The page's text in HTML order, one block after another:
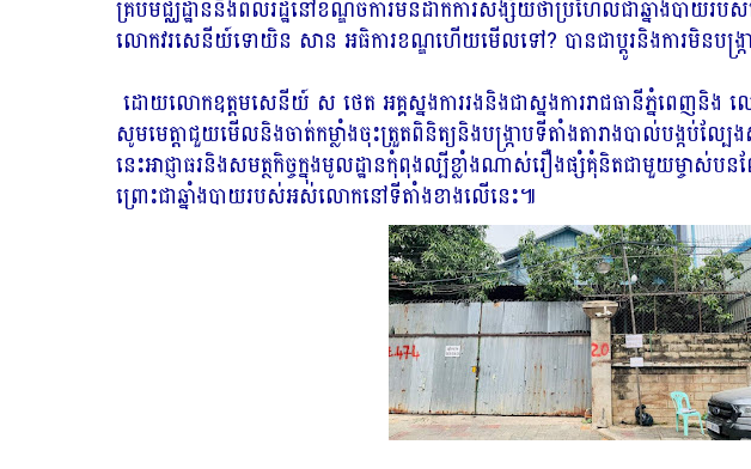
គ្រប់មជ្ឈដ្ឋាននិងពលរដ្ឋនៅខណ្ឌចំការមនដាក់ការសង្ស័យថាប្រហែលជាឆ្នាំងបាយរប
លោកវរសេនីយ៍ទោយិន សាន អធិការខណ្ឌហើយមើលទៅ? បានជាប្ដូរនិងការមិនបង្ក្រ
ដោយលោកឧត្តមសេនីយ៍ ស ថេត អគ្គស្នងការរងនិងជាស្នងការរាជធានីភ្នំពេញនិង
សូមមេត្តាជួយមើលនិងចាត់កម្លាំងចុះត្រួតពិនិត្យនិងបង្ក្រាបទីតាំងតារាងបាល់បង្កប់ល្
នេះអាជ្ញាធរនិងសមត្ថកិច្ចក្នុងមូលដ្ឋានកុំពុងល្បីខ្លាំងណាស់រឿងផ្សំគុំនិតជាមួយម្ចាស់បនល្
ព្រោះជាឆ្នាំងបាយរបស់អស់លោកនៅទីតាំងខាងលើនេះ៕